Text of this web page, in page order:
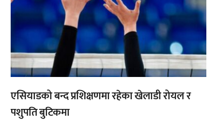
एसियाडको बन्द प्रशिक्षणमा रहेका खेलाडी रोयल र
पशुपति बुटिकमा